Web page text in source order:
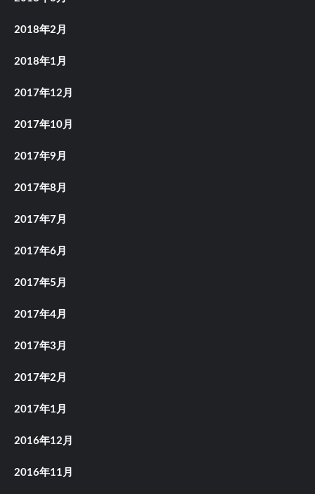
2018年2月
2018年1月
2017年12月
2017年10月
2017年9月
2017年8月
2017年7月
2017年6月
2017年5月
2017年4月
2017年3月
2017年2月
2017年1月
2016年12月
2016年11月